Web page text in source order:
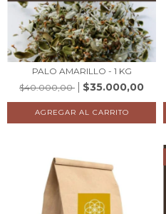
PALO AMARILLO - 1 KG
$40.000,00
$35.000,00